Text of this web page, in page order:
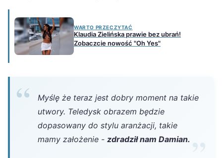
WARTO PRZECZYTAĆ
Klaudia Zielińska prawie bez ubrań!
Zobaczcie nowość "Oh Yes"
Myślę że teraz jest dobry moment na takie
utwory. Teledysk obrazem będzie
dopasowany do stylu aranżacji, takie
mamy założenie - zdradził nam Damian.